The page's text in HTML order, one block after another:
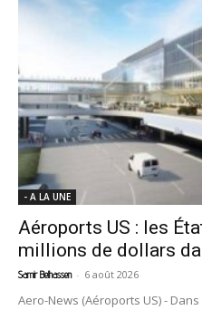
- A LA UNE
Aéroports US : les
millions de dollars
Samir Belhassen - 6 août 2026
Aero-News (Aéroports US) -